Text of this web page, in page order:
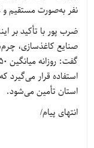
نفر به‌صورت مستقیم و
ضرب پور با تأکید بر
صنایع کاغذسازی،
استفاده قرار می‌گیرد
استان تأمین می‌شود.
انتهای پیام/